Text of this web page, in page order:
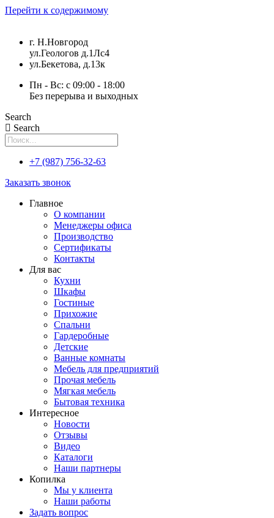
Перейти к содержимому
г. Н.Новгород
ул.Геологов д.1Лс4
ул.Бекетова, д.13к
Пн - Вс: с 09:00 - 18:00
Без перерыва и выходных
Search
Search
+7 (987) 756-32-63
Заказать звонок
Главное
О компании
Менеджеры офиса
Производство
Сертификаты
Контакты
Для вас
Кухни
Шкафы
Гостиные
Прихожие
Спальни
Гардеробные
Детские
Ванные комнаты
Мебель для предприятий
Прочая мебель
Мягкая мебель
Бытовая техника
Интересное
Новости
Отзывы
Видео
Каталоги
Наши партнеры
Копилка
Мы у клиента
Наши работы
Задать вопрос